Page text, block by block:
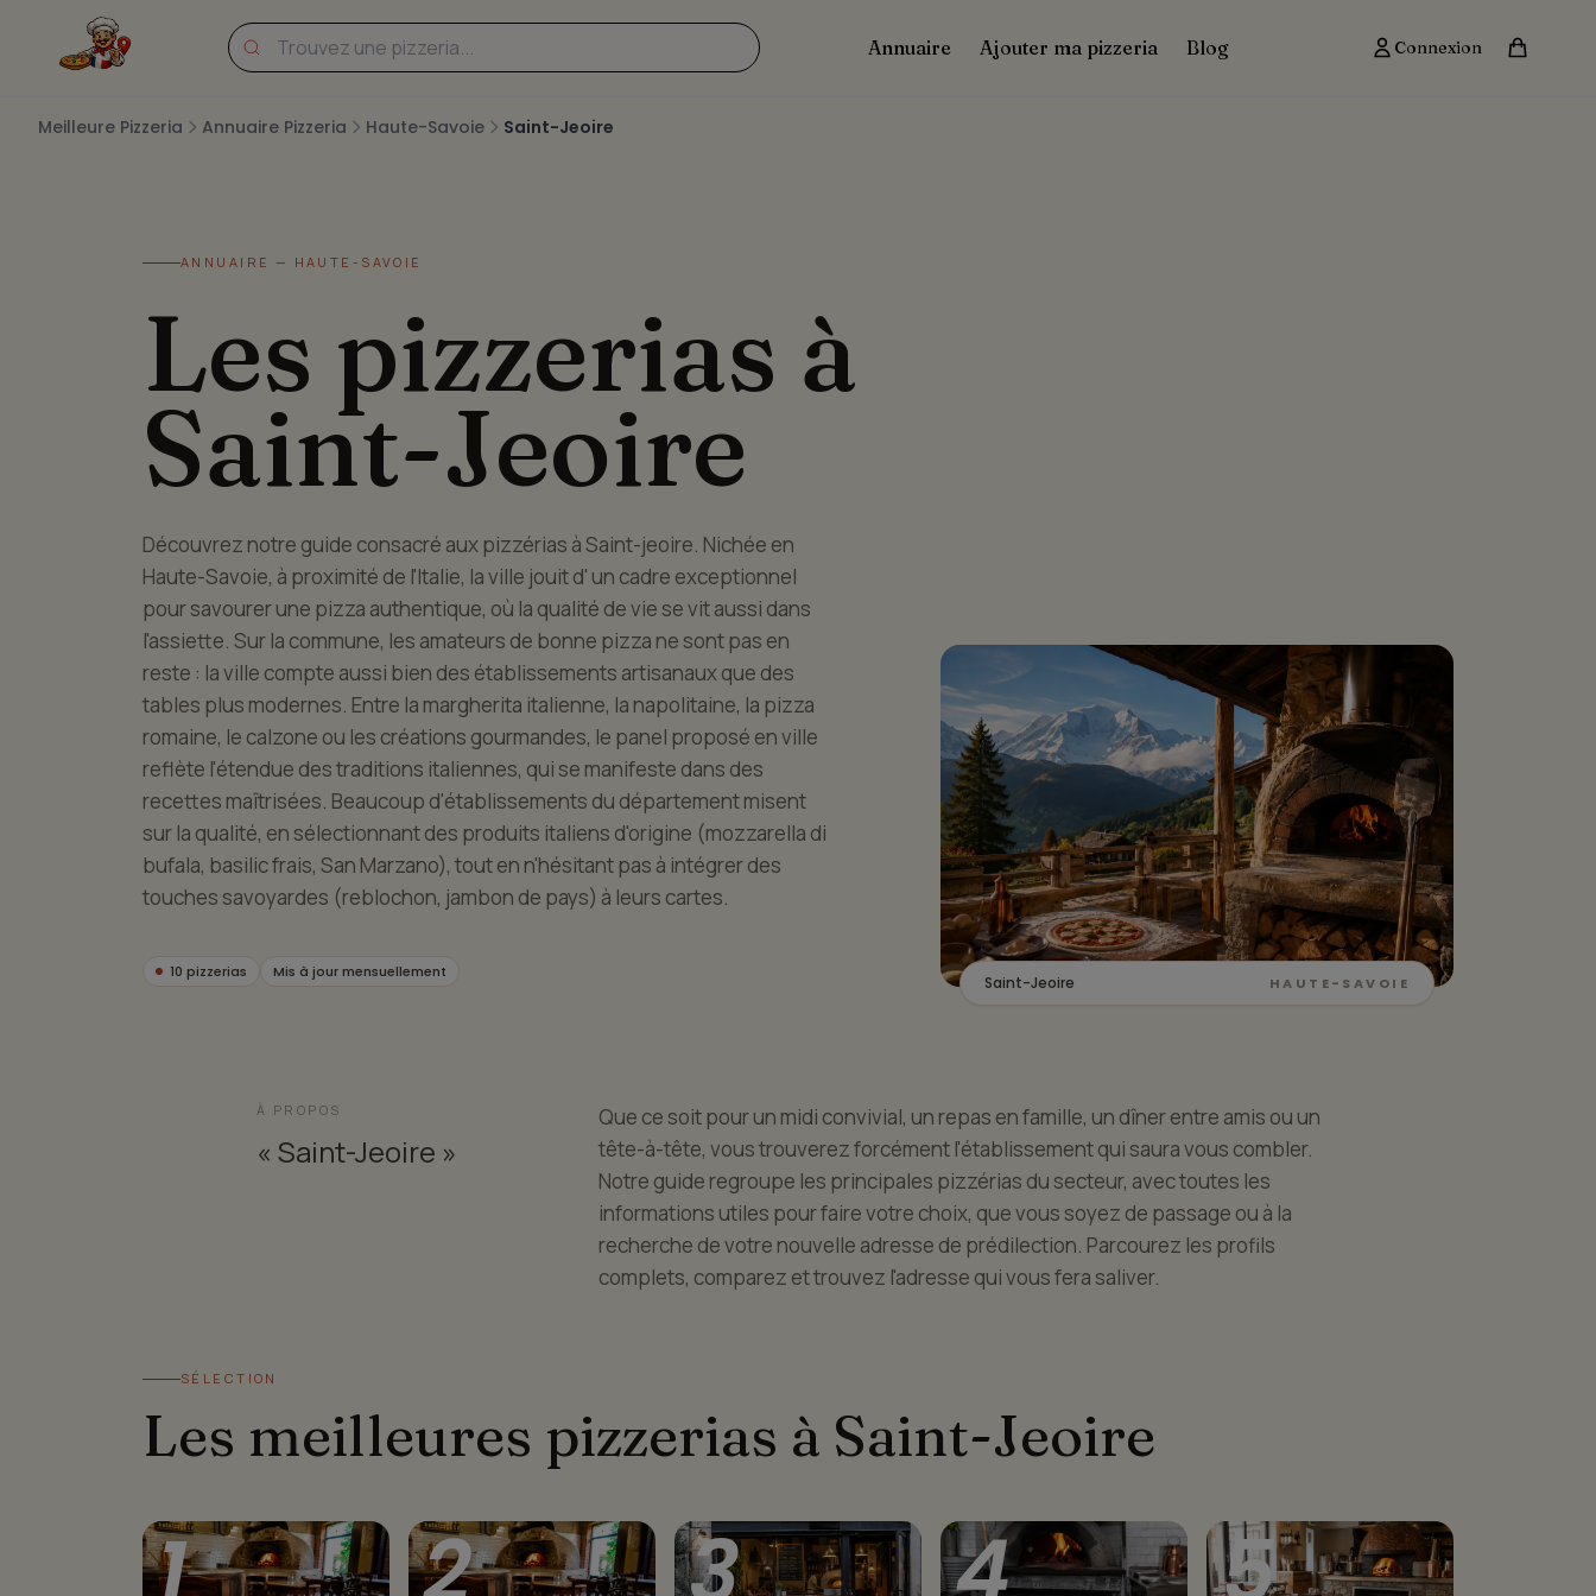
Annuaire Ajouter ma pizzeria Blog Connexion
Meilleure Pizzeria Annuaire Pizzeria Haute-Savoie Saint-Jeoire
ANNUAIRE — HAUTE-SAVOIE
Les pizzerias à
Saint-Jeoire
Découvrez notre guide consacré aux pizzérias à Saint-jeoire. Nichée en
Haute-Savoie, à proximité de l'Italie, la ville jouit d' un cadre exceptionnel
pour savourer une pizza authentique, où la qualité de vie se vit aussi dans
l'assiette. Sur la commune, les amateurs de bonne pizza ne sont pas en
reste : la ville compte aussi bien des établissements artisanaux que des
tables plus modernes. Entre la margherita italienne, la napolitaine, la pizza
romaine, le calzone ou les créations gourmandes, le panel proposé en ville
reflète l'étendue des traditions italiennes, qui se manifeste dans des
recettes maîtrisées. Beaucoup d'établissements du département misent
sur la qualité, en sélectionnant des produits italiens d'origine (mozzarella di
bufala, basilic frais, San Marzano), tout en n'hésitant pas à intégrer des
touches savoyardes (reblochon, jambon de pays) à leurs cartes.
10 pizzerias Mis à jour mensuellement
Saint-Jeoire HAUTE-SAVOIE
À PROPOS
« Saint-Jeoire »
Que ce soit pour un midi convivial, un repas en famille, un dîner entre amis ou un
tête-à-tête, vous trouverez forcément l'établissement qui saura vous combler.
Notre guide regroupe les principales pizzérias du secteur, avec toutes les
informations utiles pour faire votre choix, que vous soyez de passage ou à la
recherche de votre nouvelle adresse de prédilection. Parcourez les profils
complets, comparez et trouvez l'adresse qui vous fera saliver.
SÉLECTION
Les meilleures pizzerias à Saint-Jeoire
1 2 3 4 5